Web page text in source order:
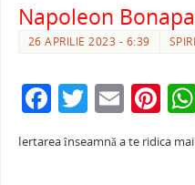
Napoleon
26 APRILIE 2023 - 6:39
F
a
c
T
itt
E
m
ai
Pi
er
Iertarea înseamnă a te ridica